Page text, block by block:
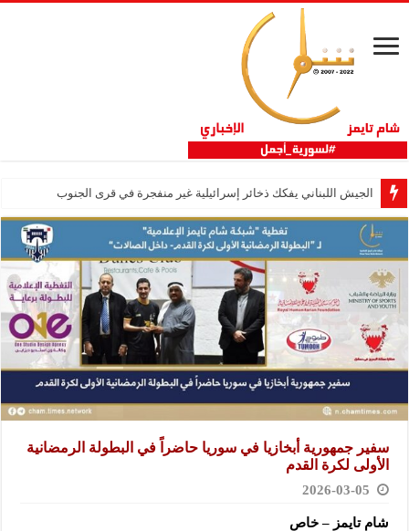
الجيش اللبناني يفكك ذخائر إسرائيلية غير منفجرة في قرى الجنوب
سفير جمهورية أبخازيا في سوريا حاضراً في البطولة الرمضانية
الأولى لكرة القدم
2026-03-05
شام تايمز – خاص